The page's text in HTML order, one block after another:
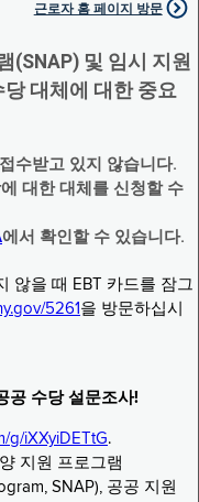
근로자 홈 페이지 방문
(SNAP) 및 임시 지원
대체에 대한 중요
수받고 있지 않습니다.
대한 대체를 신청할 수
에서 확인할 수 있습니다.
않을 때 EBT 카드를 잠그
5261 을 방문하십시
공 수당 설문조사!
g/iXXyiDETtG.
지원 프로그램
SNAP), 공공 지원